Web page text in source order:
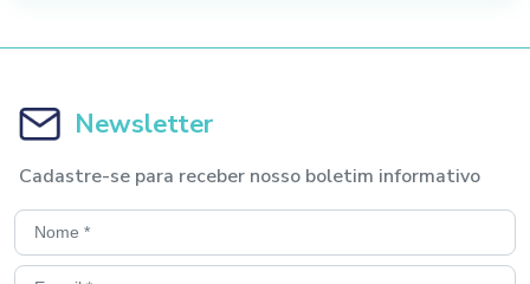
Newsletter
Cadastre-se para receber nosso boletim informativo